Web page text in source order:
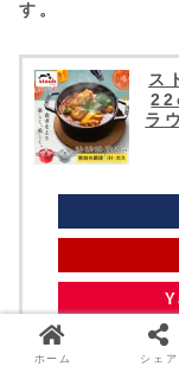
す。
ス
ラ
ホーム シェア